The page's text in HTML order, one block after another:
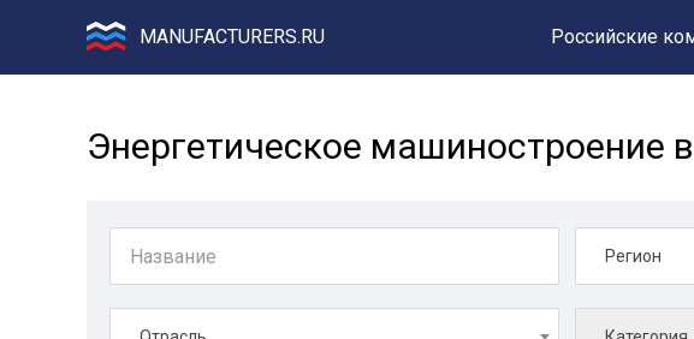
MANUFACTURERS.RU Российские
Энергетическое машиностроение
Регион